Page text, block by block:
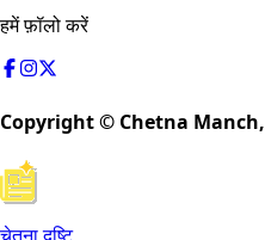
हमें फ़ॉलो करें
Copyright © Chetna Manch,